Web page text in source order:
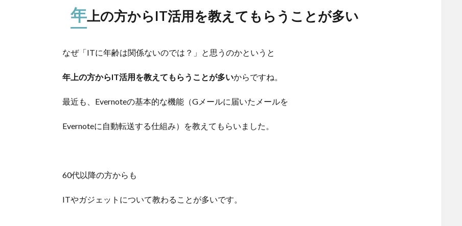
年上の方からIT活用を教えてもらうことが多い
なぜ「ITに年齢は関係ないのでは？」と思うのかというと
年上の方からIT活用を教えてもらうことが多いからですね。
最近も、Evernoteの基本的な機能（Gメールに届いたメールを
Evernoteに自動転送する仕組み）を教えてもらいました。
60代以降の方からも
ITやガジェットについて教わることが多いです。